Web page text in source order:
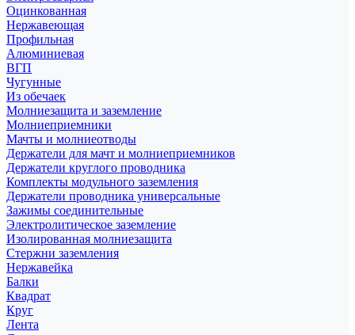
Оцинкованная
Нержавеющая
Профильная
Алюминиевая
ВГП
Чугунные
Из обечаек
Молниезащита и заземление
Молниеприемники
Мачты и молниеотводы
Держатели для мачт и молниеприемников
Держатели круглого проводника
Комплекты модульного заземления
Держатели проводника универсальные
Зажимы соединительные
Электролитическое заземление
Изолированная молниезащита
Стержни заземления
Нержавейка
Балки
Квадрат
Круг
Лента